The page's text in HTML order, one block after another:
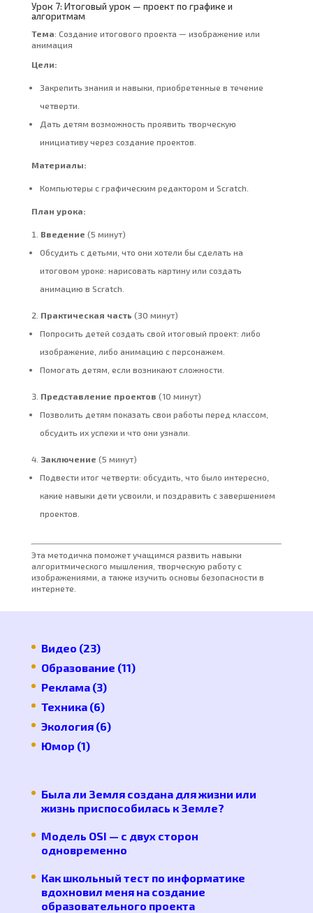
Урок 7: Итоговый урок — проект по графике и
алгоритмам
Тема: Создание итогового проекта — изображение или
анимация
Цели:
Закрепить знания и навыки, приобретенные в течение
четверти.
Дать детям возможность проявить творческую
инициативу через создание проектов.
Материалы:
Компьютеры с графическим редактором и Scratch.
План урока:
Введение (5 минут)
Обсудить с детьми, что они хотели бы сделать на
итоговом уроке: нарисовать картину или создать
анимацию в Scratch.
Практическая часть (30 минут)
Попросить детей создать свой итоговый проект: либо
изображение, либо анимацию с персонажем.
Помогать детям, если возникают сложности.
Представление проектов (10 минут)
Позволить детям показать свои работы перед классом,
обсудить их успехи и что они узнали.
Заключение (5 минут)
Подвести итог четверти: обсудить, что было интересно,
какие навыки дети усвоили, и поздравить с завершением
проектов.
Эта методичка поможет учащимся развить навыки
алгоритмического мышления, творческую работу с
изображениями, а также изучить основы безопасности в
интернете.
Видео (23)
Образование (11)
Реклама(3)
Техника(6)
Экология(6)
Юмор (1)
Была ли Земля создана для жизни или
жизнь приспособилась к Земле?
Модель OSI — с двух сторон
одновременно
Как школьный тест по информатике
вдохновил меня на создание
образовательного проекта